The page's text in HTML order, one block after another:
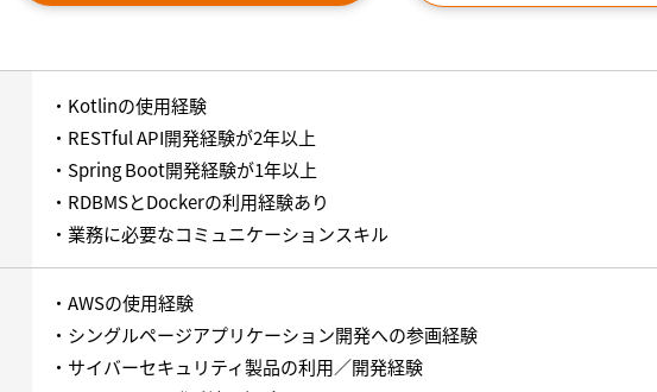
・Kotlinの使用経験
・RESTful API開発経験が2年以上
・Spring Boot開発経験が1年以上
・RDBMSとDockerの利用経験あり
・業務に必要なコミュニケーションスキル
・AWSの使用経験
・シングルページアプリケーション開発への参画経験
・サイバーセキュリティ製品の利用／開発経験